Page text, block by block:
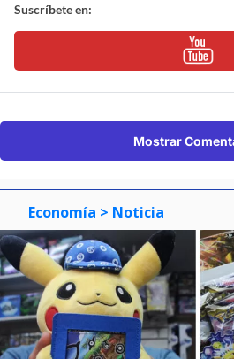
Suscríbete en:
Mostrar
Economía > Noticia